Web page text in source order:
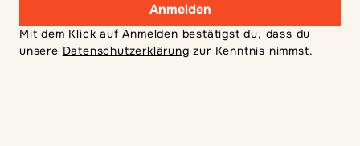
Anmelden
Mit dem Klick auf Anmelden bestätigst du, dass du
unsere Datenschutzerklärung zur Kenntnis nimmst.